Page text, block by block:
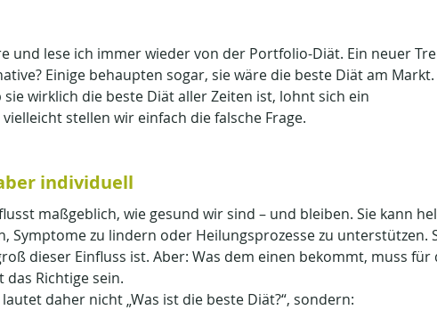
und lese ich immer wieder von der Portfolio-Diät. Ein neuer
Einige behaupten sogar, sie wäre die beste Diät am
wirklich die beste Diät aller Zeiten ist, lohnt sich ein
stellen wir einfach die falsche Frage.
individuell
maßgeblich, wie gesund wir sind – und bleiben. Sie kann
Symptome zu lindern oder Heilungsprozesse zu unterstützen.
dieser Einfluss ist. Aber: Was dem einen bekommt, muss für
Richtige sein.
daher nicht „Was ist die beste Diät?“, sondern: